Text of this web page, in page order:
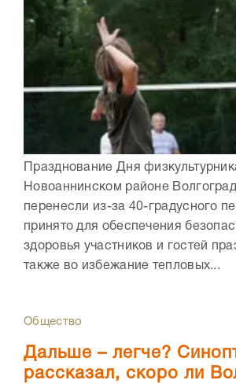
Празднование Дня
Новоаннинском районе
перенесли из-за 40-градусного
принято для обеспечения
здоровья участников и гостей
также во избежание тепловых...
Общество
Дальше – легче?
рассказал, скоро ли